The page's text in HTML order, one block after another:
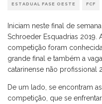
ESTADUAL FASE OESTE FCF
Iniciam neste final de
Schroeder Esquadrias 2019.
competição foram
grande final e também a
catarinense não profissional
De um lado, se encontram
competição, que se